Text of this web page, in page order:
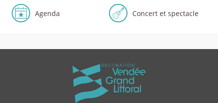
Agenda Concert et spectacle